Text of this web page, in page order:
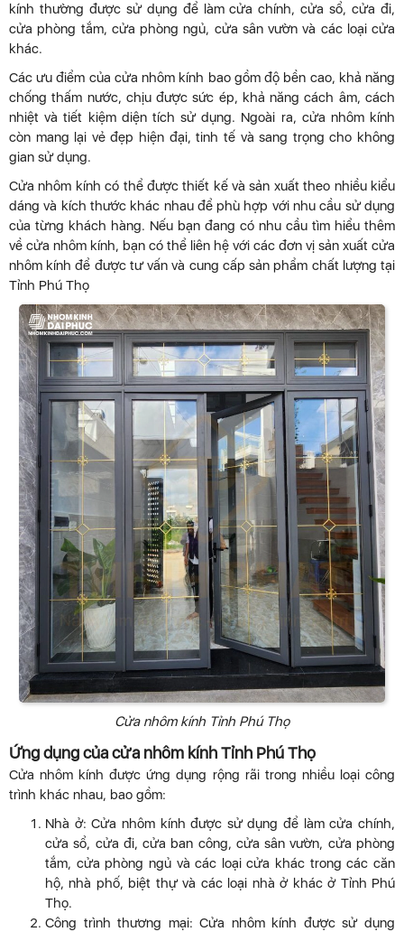
kính thường được sử dụng để làm cửa chính, cửa sổ, cửa đi,
cửa phòng tắm, cửa phòng ngủ, cửa sân vườn và các loại cửa
khác.
Các ưu điểm của cửa nhôm kính bao gồm độ bền cao, khả năng
chống thấm nước, chịu được sức ép, khả năng cách âm, cách
nhiệt và tiết kiệm diện tích sử dụng. Ngoài ra, cửa nhôm kính
còn mang lại vẻ đẹp hiện đại, tinh tế và sang trọng cho không
gian sử dụng.
Cửa nhôm kính có thể được thiết kế và sản xuất theo nhiều kiểu
dáng và kích thước khác nhau để phù hợp với nhu cầu sử dụng
của từng khách hàng. Nếu bạn đang có nhu cầu tìm hiểu thêm
về cửa nhôm kính, bạn có thể liên hệ với các đơn vị sản xuất cửa
nhôm kính để được tư vấn và cung cấp sản phẩm chất lượng tại
Tỉnh Phú Thọ
Cửa nhôm kính Tỉnh Phú Thọ
Ứng dụng của cửa nhôm kính Tỉnh Phú Thọ
Cửa nhôm kính được ứng dụng rộng rãi trong nhiều loại công
trình khác nhau, bao gồm:
Nhà ở: Cửa nhôm kính được sử dụng để làm cửa chính,
cửa sổ, cửa đi, cửa ban công, cửa sân vườn, cửa phòng
tắm, cửa phòng ngủ và các loại cửa khác trong các căn
hộ, nhà phố, biệt thự và các loại nhà ở khác ở Tỉnh Phú
Thọ.
Công trình thương mại: Cửa nhôm kính được sử dụng